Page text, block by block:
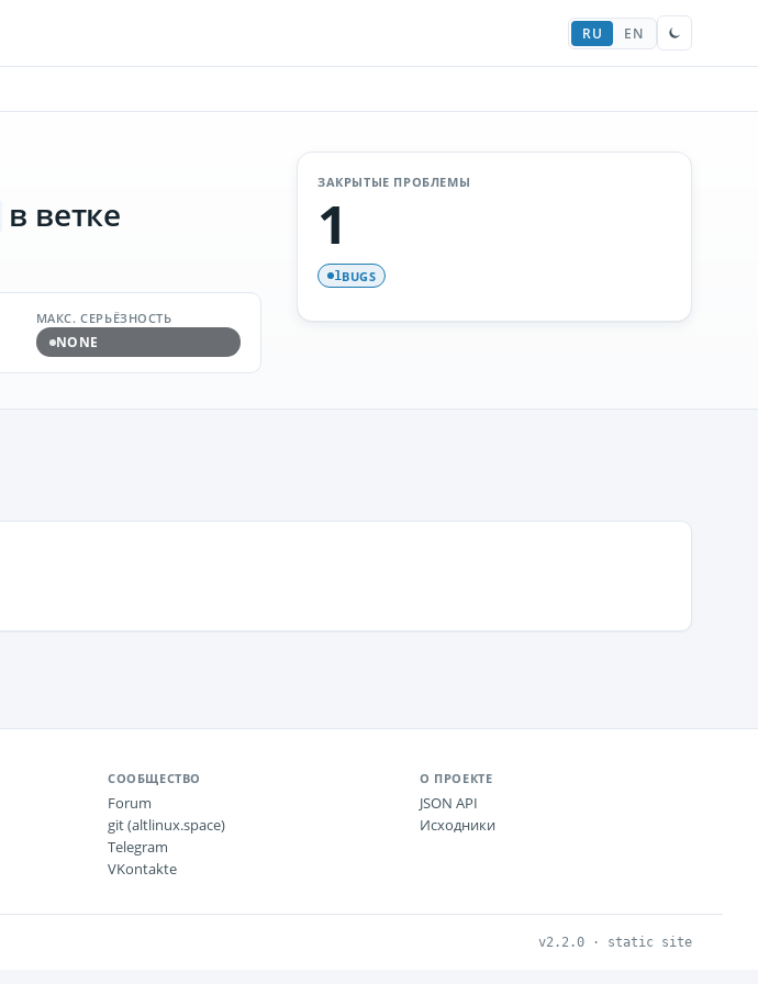
RU EN
в ветке
МАКС. СЕРЬЁЗНОСТЬ
NONE
ЗАКРЫТЫЕ ПРОБЛЕМЫ
1
1BUGS
СООБЩЕСТВО
Forum
git (altlinux.space)
Telegram
VKontakte
О ПРОЕКТЕ
JSON API
Исходники
v2.2.0 · static site